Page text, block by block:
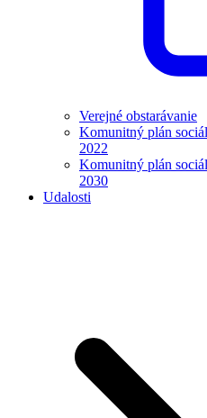
Verejné obstarávanie
Komunitný plán
2022
Komunitný plán
2030
Udalosti